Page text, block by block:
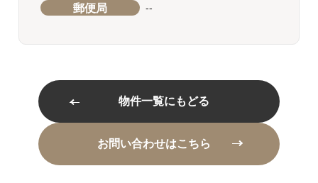
郵便局 --
物件一覧にもどる
お問い合わせはこちら